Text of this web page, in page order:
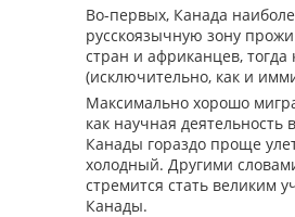
Во-первых, Канада
русскоязычную зону
стран и африканцев, тогда
(исключительно, как и
Максимально хорошо
как научная
Канады гораздо проще
холодный. Другими
стремится стать великим
Канады.